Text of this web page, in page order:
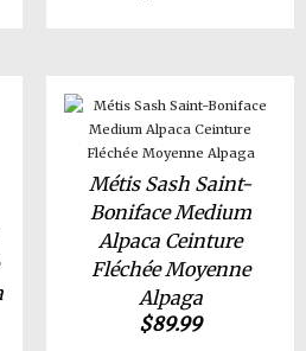
Métis Sash Saint-
Boniface Medium
Alpaca Ceinture
Fléchée Moyenne
Alpaga
$89.99